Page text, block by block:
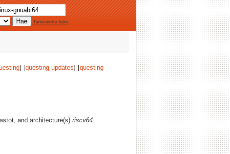
Tarkennettu haku
] [questing-updates] [questing-
and architecture(s) riscv64.